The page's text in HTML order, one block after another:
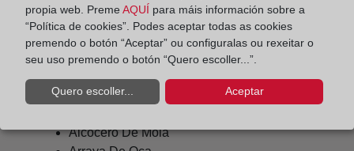
Otros municipios incluidos en el
distrito hipotecario
Alcocero De Mola
propia web. Preme AQUÍ para máis información sobre a
“Política de cookies”. Podes aceptar todas as cookies
premendo o botón “Aceptar” ou configuralas ou rexeitar o
seu uso premendo o botón “Quero escoller...”.
Quero escoller... Aceptar